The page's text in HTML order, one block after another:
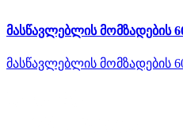
მასწავლებლის მომზადების
მასწავლებლის მომზადების